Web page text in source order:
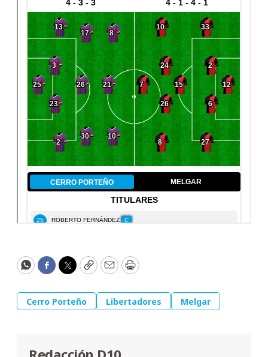
WhatsApp
Facebook
Twitter
CopyEmailPrint
Cerro Porteño Libertadores Melgar